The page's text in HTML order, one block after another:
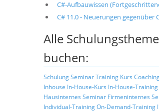
C#-Aufbauwissen
C# 11.0 - Neuerungen gegenüber
Alle
buchen:
SchulungSeminarTraining Kurs
Inhouse In-House-Kurs In-House-Training
Hausinternes Seminar Firmeninternes
Individual-TrainingOn-Demand-Training